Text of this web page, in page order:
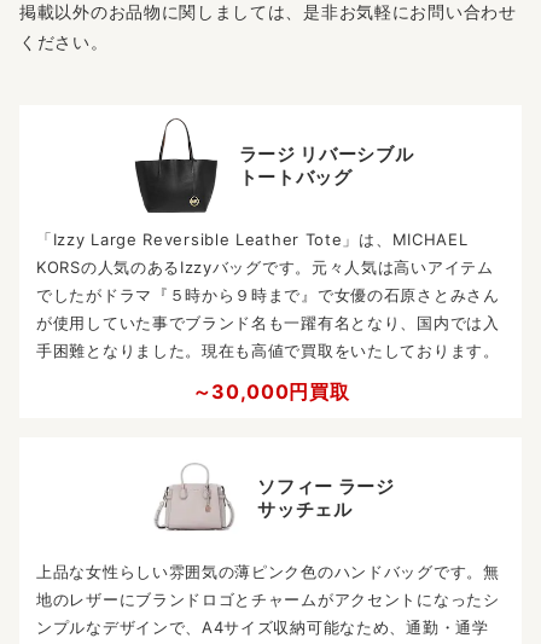
掲載以外のお品物に関しましては、是非お気軽にお問い合わせ
ください。
ラージ リバーシブル
トートバッグ
「Izzy Large Reversible Leather Tote」は、MICHAEL
KORSの人気のあるIzzyバッグです。元々人気は高いアイテム
でしたがドラマ『５時から９時まで』で女優の石原さとみさん
が使用していた事でブランド名も一躍有名となり、国内では入
手困難となりました。現在も高値で買取をいたしております。
～30,000円買取
ソフィー ラージ
サッチェル
上品な女性らしい雰囲気の薄ピンク色のハンドバッグです。無
地のレザーにブランドロゴとチャームがアクセントになったシ
ンプルなデザインで、A4サイズ収納可能なため、通勤・通学